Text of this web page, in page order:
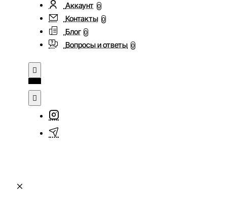
Аккаунт 0
Контакты 0
Блог 0
Вопросы и ответы 0